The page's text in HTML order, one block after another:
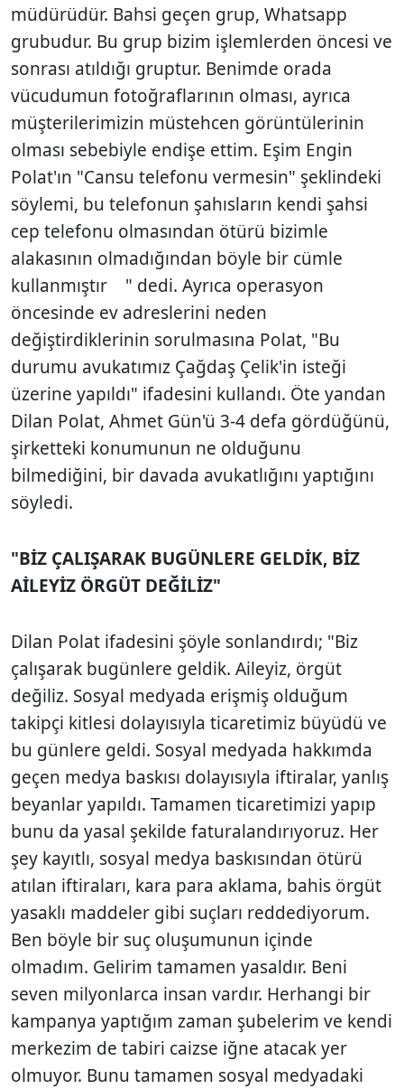
müdürüdür. Bahsi geçen grup, Whatsapp
grubudur. Bu grup bizim işlemlerden öncesi ve
sonrası atıldığı gruptur. Benimde orada
vücudumun fotoğraflarının olması, ayrıca
müşterilerimizin müstehcen görüntülerinin
olması sebebiyle endişe ettim. Eşim Engin
Polat'ın "Cansu telefonu vermesin" şeklindeki
söylemi, bu telefonun şahısların kendi şahsi
cep telefonu olmasından ötürü bizimle
alakasının olmadığından böyle bir cümle
kullanmıştır " dedi. Ayrıca operasyon
öncesinde ev adreslerini neden
değiştirdiklerinin sorulmasına Polat, "Bu
durumu avukatımız Çağdaş Çelik'in isteği
üzerine yapıldı" ifadesini kullandı. Öte yandan
Dilan Polat, Ahmet Gün'ü 3-4 defa gördüğünü,
şirketteki konumunun ne olduğunu
bilmediğini, bir davada avukatlığını yaptığını
söyledi.
"BİZ ÇALIŞARAK BUGÜNLERE GELDİK, BİZ
AİLEYİZ ÖRGÜT DEĞİLİZ"
Dilan Polat ifadesini şöyle sonlandırdı; "Biz
çalışarak bugünlere geldik. Aileyiz, örgüt
değiliz. Sosyal medyada erişmiş olduğum
takipçi kitlesi dolayısıyla ticaretimiz büyüdü ve
bu günlere geldi. Sosyal medyada hakkımda
geçen medya baskısı dolayısıyla iftiralar, yanlış
beyanlar yapıldı. Tamamen ticaretimizi yapıp
bunu da yasal şekilde faturalandırıyoruz. Her
şey kayıtlı, sosyal medya baskısından ötürü
atılan iftiraları, kara para aklama, bahis örgüt
yasaklı maddeler gibi suçları reddediyorum.
Ben böyle bir suç oluşumunun içinde
olmadım. Gelirim tamamen yasaldır. Beni
seven milyonlarca insan vardır. Herhangi bir
kampanya yaptığım zaman şubelerim ve kendi
merkezim de tabiri caizse iğne atacak yer
olmuyor. Bunu tamamen sosyal medyadaki